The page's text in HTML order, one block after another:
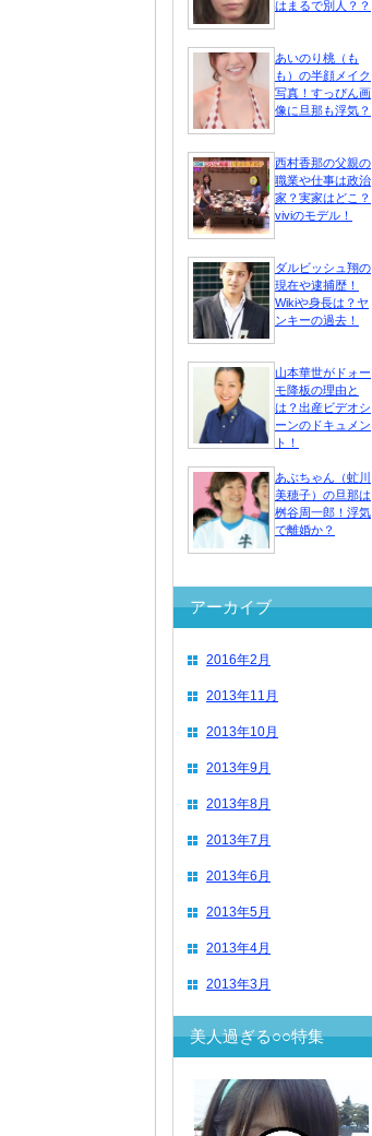
はまるで別人？？
あいのり桃（も
も）の半顔メイク
写真！すっぴん画
像に旦那も浮気？
西村香那の父親の
職業や仕事は政治
家？実家はどこ？
viviのモデル！
ダルビッシュ翔の
現在や逮捕歴！
Wikiや身長は？ヤ
ンキーの過去！
山本華世がドォー
モ降板の理由と
は？出産ビデオシ
ーンのドキュメン
ト！
あぶちゃん（虻川
美穂子）の旦那は
桝谷周一郎！浮気
で離婚か？
アーカイブ
2016年2月
2013年11月
2013年10月
2013年9月
2013年8月
2013年7月
2013年6月
2013年5月
2013年4月
2013年3月
美人過ぎる○○特集